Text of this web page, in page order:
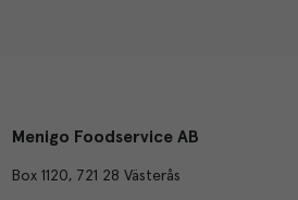
Menigo Foodservice AB
Box 1120, 721 28 Västerås